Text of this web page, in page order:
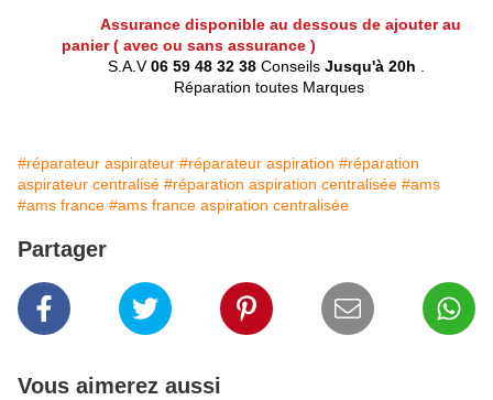
Assurance disponible au dessous de ajouter au
panier ( avec ou sans assurance )
S.A.V06 59 48 32 38 Conseils Jusqu'à 20h
Réparation toutes Marques
#réparateur aspirateur #réparateur aspiration #réparation
aspirateur centralisé #réparation aspiration centralisée #ams
#ams france #ams france aspiration centralisée
Partager
Vous aimerez aussi